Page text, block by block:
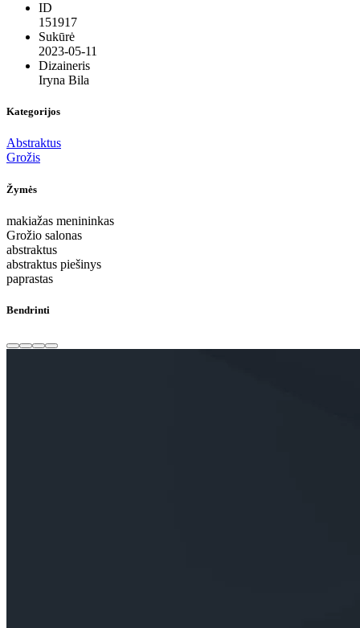
ID
151917
Sukūrė
2023-05-11
Dizaineris
Iryna Bila
Kategorijos
Abstraktus
Grožis
Žymės
makiažas menininkas
Grožio salonas
abstraktus
abstraktus piešinys
paprastas
Bendrinti